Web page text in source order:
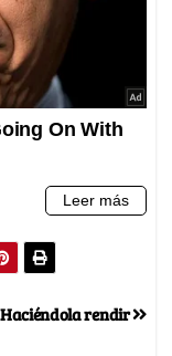
Haciéndola rendir